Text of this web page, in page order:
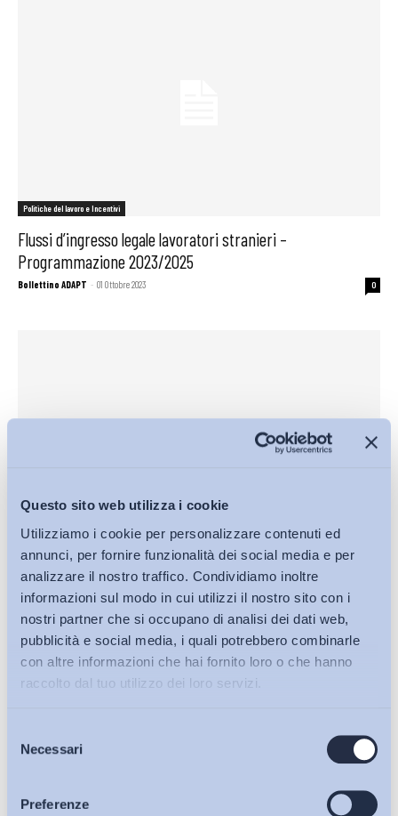
Questo sito web utilizza i cookie
Utilizziamo i cookie per personalizzare contenuti ed
annunci, per fornire funzionalità dei social media e per
analizzare il nostro traffico. Condividiamo inoltre
informazioni sul modo in cui utilizzi il nostro sito con i
nostri partner che si occupano di analisi dei dati web,
pubblicità e social media, i quali potrebbero combinarle
con altre informazioni che hai fornito loro o che hanno
raccolto dal tuo utilizzo dei loro servizi.
delNecessari
Preferenze
Bollettini ADAPT
Articoli
Politiche del lavoro e Incentivi
Flussi d’ingresso legale lavoratori stranieri –
Programmazione 2023/2025
Bollettino ADAPT - 01 Ottobre 2023 0
Politiche del lavoro e Incentivi
European Social Survey (Round 10): opinioni e
atteggiamenti su nuove tecnologie, benessere, lavoro,
apprendimento, salute, immigrazione. Overview
internazionale e contesto italiano
Bollettino ADAPT - 25 Settembre 2023